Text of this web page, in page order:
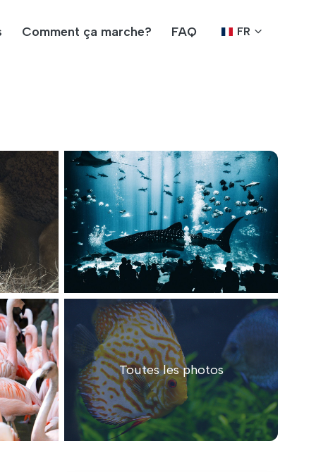
Comment ça marche? FAQ FR
Toutes les photos